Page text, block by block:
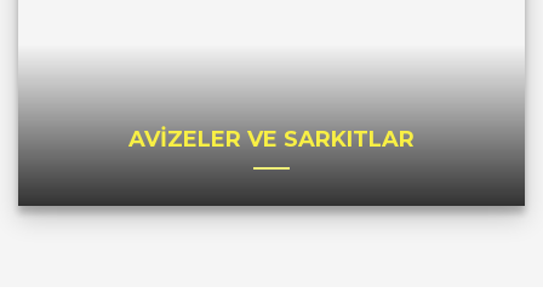
AVİZELER VE SARKITLAR